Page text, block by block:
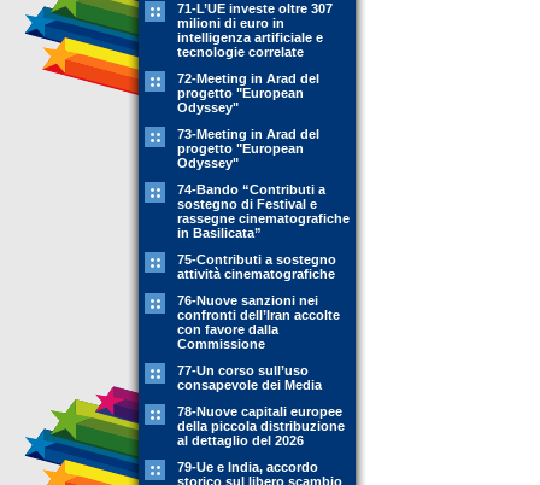
71-L’UE investe oltre 307
milioni di euro in
intelligenza artificiale e
tecnologie correlate
72-Meeting in Arad del
progetto "European
Odyssey"
73-Meeting in Arad del
progetto "European
Odyssey"
74-Bando “Contributi a
sostegno di Festival e
rassegne cinematografiche
in Basilicata”
75-Contributi a sostegno
attività cinematografiche
76-Nuove sanzioni nei
confronti dell’Iran accolte
con favore dalla
Commissione
77-Un corso sull’uso
consapevole dei Media
78-Nuove capitali europee
della piccola distribuzione
al dettaglio del 2026
79-Ue e India, accordo
storico sul libero scambio